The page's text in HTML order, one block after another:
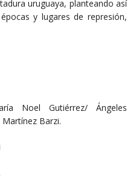
uruguaya, planteando así
y lugares de represión,
Noel Gutiérrez/ Ángeles
Barzi.